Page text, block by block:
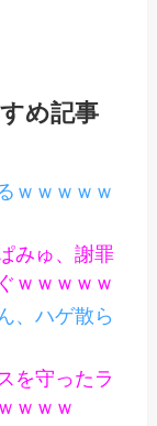
め記事
ｗｗｗｗｗ
みゅ、謝罪
ｗｗｗｗｗ
、ハゲ散ら
を守ったラ
ｗｗｗ